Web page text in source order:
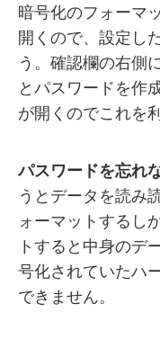
暗号化のフォーマ
開くので、設定し
う。確認欄の右側
とパスワードを作
が開くのでこれを
パスワードを忘れ
うとデータを読み
ォーマットする
トすると中身のデ
号化されていたハ
できません。